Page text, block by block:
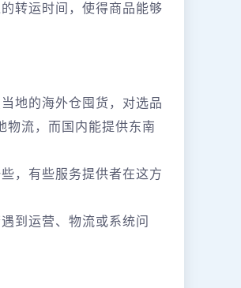
转运时间，使得商品能够
地的海外仓囤货，对选品
物流，而国内能提供东南
，有些服务提供者在这方
到运营、物流或系统问